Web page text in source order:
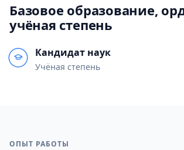
Базовое образование,
учёная степень
Кандидат наук
Учёная степень
ОПЫТ РАБОТЫ